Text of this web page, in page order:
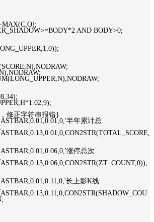
MAX(C,O);
AND BODY>0;
修正字符串报错}
半年累计总
涨停总次
长上影K线